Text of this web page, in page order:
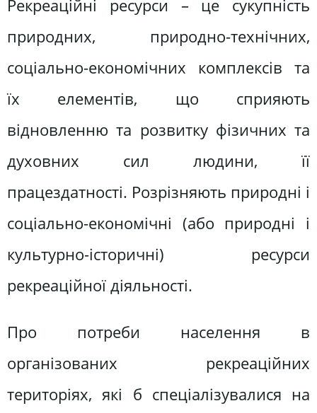
Рекреаційні ресурси – це сукупність
природних, природно-технічних,
соціально-економічних комплексів та
їх елементів, що сприяють
відновленню та розвитку фізичних та
духовних сил людини, її
працездатності. Розрізняють природні і
соціально-економічні (або природні і
культурно-історичні) ресурси
рекреаційної діяльності.
Про потреби населення в
організованих рекреаційних
територіях, які б спеціалізувалися на